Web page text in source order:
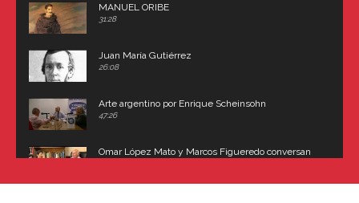
MANUEL ORIBE
31:28
Juan María Gutiérrez
26:08
Arte argentino por Enrique Scheinsohn
47:26
Omar López Mato y Marcos Figueredo conversan